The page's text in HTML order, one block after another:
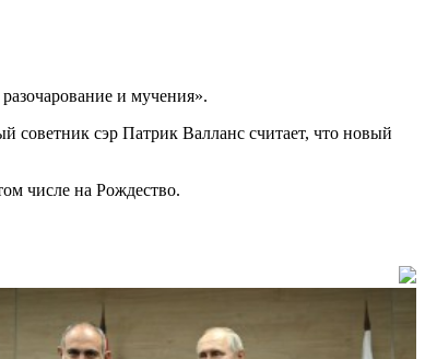
и мучения».
советник сэр Патрик Валланс считает, что новый
числе на Рождество.